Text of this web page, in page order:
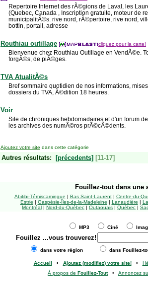
Repertoire Internet des rÃ©gions de Laval, les
(Quebec, Canada , Inscription gratuite, moteur de
municipalitÃ©s. rive nord, rÃ©pertoire, rive nord,
bottin, portail, adresse
Routhiau outillage cliquez pour la carte!
Bienvenue chez Routhiau Outillage en VendÃ©e.
forgÃ©s, de piÃ©ges.
TVA AtualitÃ©s
Bref sommaire quotidien de nos informations,
dossiers du TVA, Ã©dition 18 heures.
Voir
Site de chroniques hebdomadaires et d'un forum
les archives des numÃ©ros prÃ©cÃ©dents.
Ajoutez votre site dans cette catégorie
Autres résultats: [précedents] [11-17]
Fouillez-tout dans une
Abitibi-Témiscamingue | Bas Saint-Laurent| Centre-du-
Estrie | Gaspésie-Îles-de-la-Madeleine | Lanaudière |
Montréal | Nord-du-Québec | Outaouais | Québec |
MP3 Ciné
Fouillez ...vous trouverez!
dans votre région dans Fouillez-
Accueil • Ajoutez (modifiez) votre site!•
À propos de Fouillez-Tout• Annoncez